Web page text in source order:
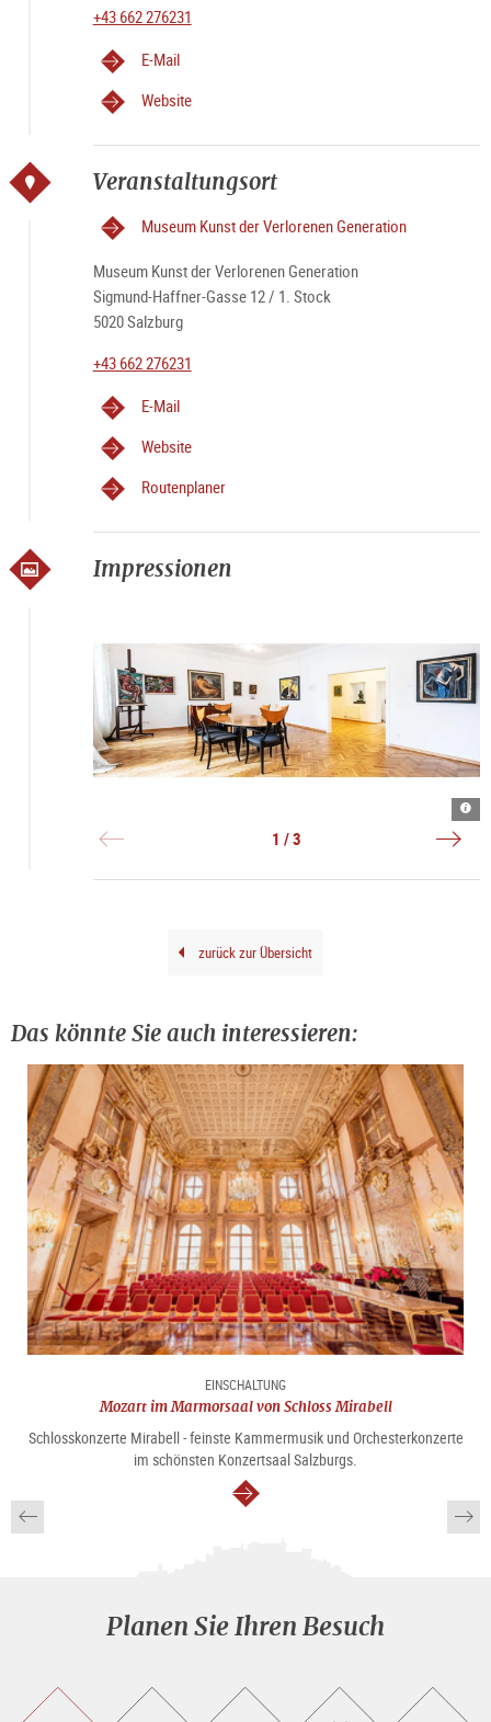
+43 662 276231
E-Mail
Website
Veranstaltungsort
Museum Kunst der Verlorenen Generation
Museum Kunst der Verlorenen Generation
Sigmund-Haffner-Gasse 12 / 1. Stock
5020 Salzburg
+43 662 276231
E-Mail
Website
Routenplaner
Impressionen
©
1 / 3
zurück zur Übersicht
Das könnte Sie auch interessieren:
EINSCHALTUNG
Mozart im Marmorsaal von Schloss Mirabell
Schlosskonzerte Mirabell - feinste Kammermusik und Orchesterkonzerte
im schönsten Konzertsaal Salzburgs.
weiter
Planen Sie Ihren Besuch